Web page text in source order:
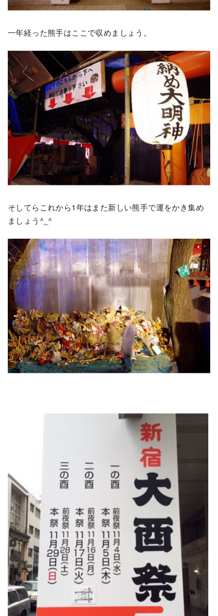
一年経った熊手はここで収めましょう。
そしてらこれから1年はまた新しい熊手で運をかき集め
ましょう^_^